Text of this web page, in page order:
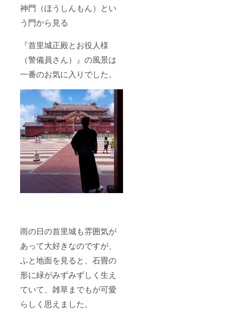
神門（ほうしんもん）とい
う門から見る
『首里城正殿とお役人様
（警備員さん）』の風景は
一番のお気に入りでした。
雨の日の首里城も雰囲気が
あって大好きなのですが、
ふと地面を見ると、石畳の
形に緑がみずみずしく生え
ていて、雑草までもが可愛
らしく思えました。